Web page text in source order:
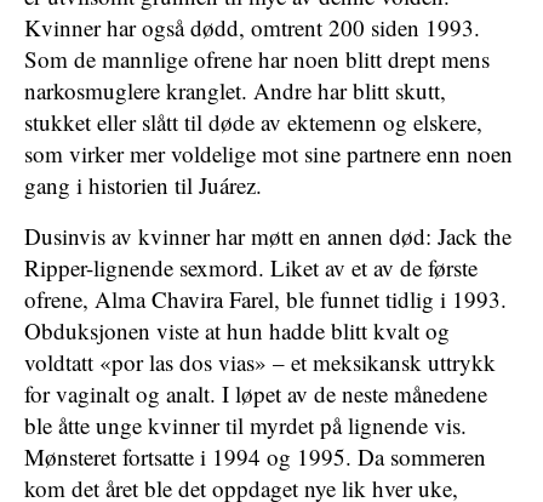
Kvinner har også dødd, omtrent 200 siden 1993.
Som de mannlige ofrene har noen blitt drept mens
narkosmuglere kranglet. Andre har blitt skutt,
stukket eller slått til døde av ektemenn og elskere,
som virker mer voldelige mot sine partnere enn noen
gang i historien til Juárez.
Dusinvis av kvinner har møtt en annen død: Jack the
Ripper-lignende sexmord. Liket av et av de første
ofrene, Alma Chavira Farel, ble funnet tidlig i 1993.
Obduksjonen viste at hun hadde blitt kvalt og
voldtatt «por las dos vias» – et meksikansk uttrykk
for vaginalt og analt. I løpet av de neste månedene
ble åtte unge kvinner til myrdet på lignende vis.
Mønsteret fortsatte i 1994 og 1995. Da sommeren
kom det året ble det oppdaget nye lik hver uke,